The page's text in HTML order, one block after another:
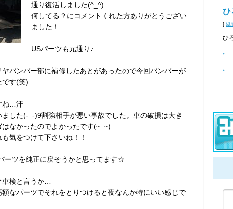
通り復活しました(^_^)
何してる？にコメントくれた方ありがとうござい
ました！
USパーツも元通り♪
バンパー部に補修したあとがあったので今回バンパーが
です(笑)
ね…汗
した(-_-)9割強相手が悪い事故でした。車の破損は大き
なかったのでよかったです(~_~)
気をつけて下さいね！！
ーツを純正に戻そうかと思ってます☆
検と言うか…
なパーツでそれをとりつけると夜なんか特にいい感じで
ひ
[ 滋
ひ